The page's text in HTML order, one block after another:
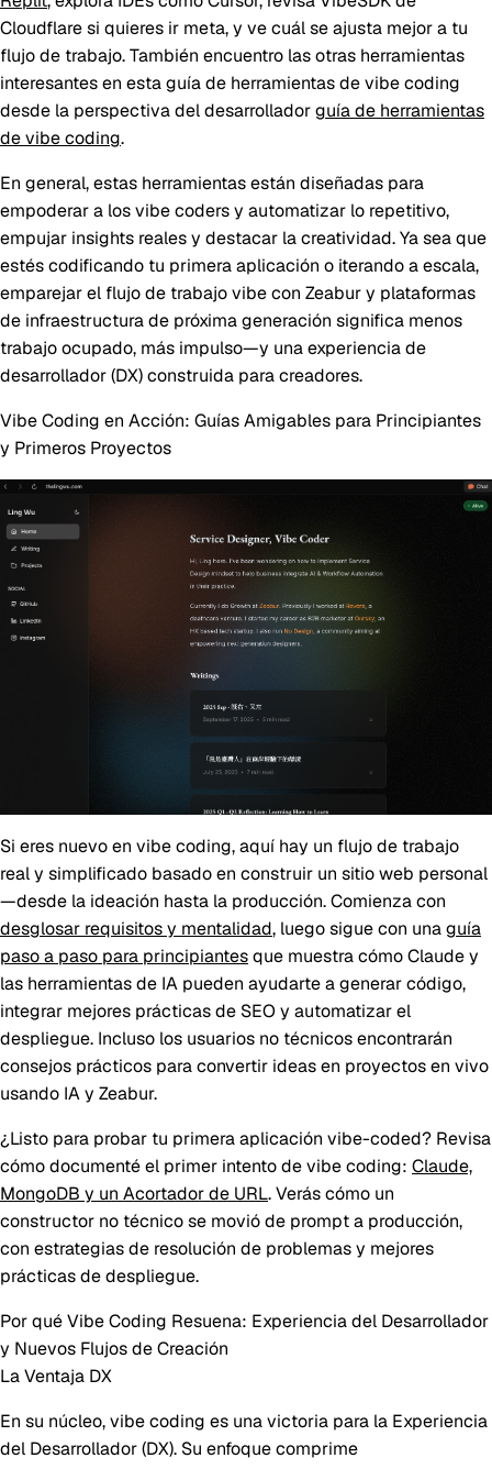
Cloudflare si quieres ir meta, y ve cuál se ajusta mejor a tu
flujo de trabajo. También encuentro las otras herramientas
interesantes en esta guía de herramientas de vibe coding
desde la perspectiva del desarrolladorguía de herramientas
de vibe coding.
En general, estas herramientas están diseñadas para
empoderar a los vibe coders y automatizar lo repetitivo,
empujar insights reales y destacar la creatividad. Ya sea que
estés codificando tu primera aplicación o iterando a escala,
emparejar el flujo de trabajo vibe con Zeabur y plataformas
de infraestructura de próxima generación significa menos
trabajo ocupado, más impulso—y una experiencia de
desarrollador (DX) construida para creadores.
Vibe Coding en Acción: Guías Amigables para Principiantes
y Primeros Proyectos
Si eres nuevo en vibe coding, aquí hay un flujo de trabajo
real y simplificado basado en construir un sitio web personal
—desde la ideación hasta la producción. Comienza con
desglosar requisitos y mentalidad, luego sigue con unaguía
paso a paso para principiantesque muestra cómo Claude y
las herramientas de IA pueden ayudarte a generar código,
integrar mejores prácticas de SEO y automatizar el
despliegue. Incluso los usuarios no técnicos encontrarán
consejos prácticos para convertir ideas en proyectos en vivo
usando IA y Zeabur.
¿Listo para probar tu primera aplicación vibe-coded? Revisa
cómo documenté el primer intento de vibe coding: Claude,
MongoDB y un Acortador de URL. Verás cómo un
constructor no técnico se movió de prompt a producción,
con estrategias de resolución de problemas y mejores
prácticas de despliegue.
Por qué Vibe Coding Resuena: Experiencia del Desarrollador
y Nuevos Flujos de Creación
La Ventaja DX
En su núcleo, vibe coding es una victoria para la Experiencia
del Desarrollador (DX). Su enfoque comprime